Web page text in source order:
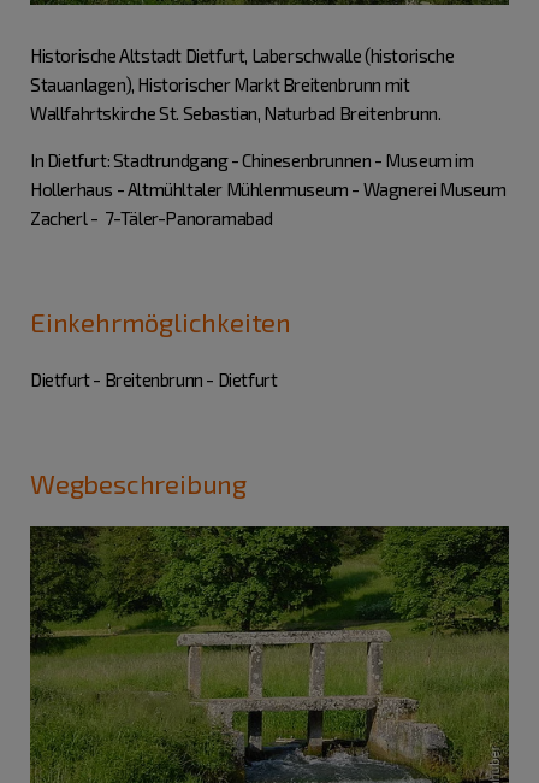
Historische Altstadt Dietfurt, Laberschwalle (historische
Stauanlagen), Historischer Markt Breitenbrunn mit
Wallfahrtskirche St. Sebastian, Naturbad Breitenbrunn.
In Dietfurt: Stadtrundgang - Chinesenbrunnen - Museum im
Hollerhaus - Altmühltaler Mühlenmuseum - Wagnerei Museum
Zacherl - 7-Täler-Panoramabad
Einkehrmöglichkeiten
Dietfurt - Breitenbrunn - Dietfurt
Wegbeschreibung